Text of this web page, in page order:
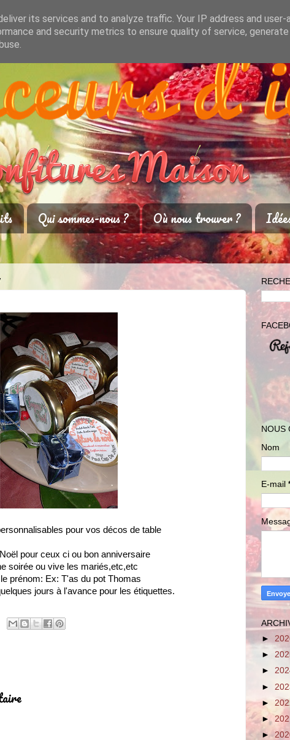
Qui sommes-nous ? Où nous trouver ?
pour vos décos de table
pour ceux ci ou bon anniversaire
soirée ou vive les mariés,etc,etc
prénom: Ex: T'as du pot Thomas
jours à l'avance pour les étiquettes.
NOUS
Nom
E-mail
►
►
►
►
►
►
►
its services and to analyze traffic. Your IP address and user-
and security metrics to ensure quality of service, generate